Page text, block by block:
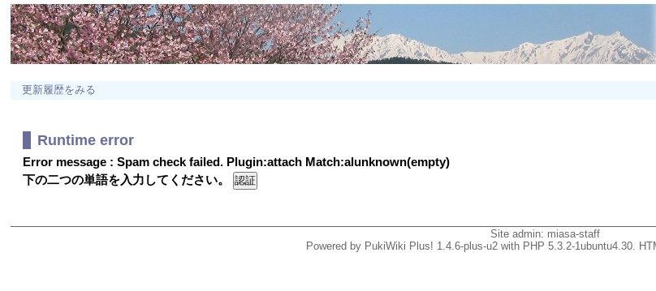
更新履歴をみる
Runtime error
Error message : Spam check failed. Plugin:attach Match:alunknown(empty)
下の二つの単語を入力してください。
Site admin: miasa-staff
Powered by PukiWiki Plus! 1.4.6-plus-u2 with PHP 5.3.2-1ubuntu4.30.